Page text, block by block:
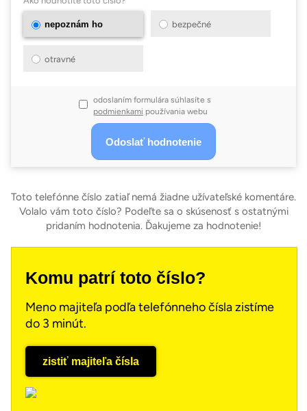
nepoznám ho bezpečné
otravné
odoslaním formulára súhlasíte s
podmienkami používania webu
Toto telefónne číslo zatiaľ nemá žiadne užívateľské komentáre.
Volalo vám toto číslo? Podeľte sa o skúsenosť s ostatnými
pridaním hodnotenia. Ďakujeme za hodnotenie!
Komu patrí toto číslo?
Meno majiteľa podľa telefónneho čísla zistíme
do 3 minút.
zistiť majiteľa čísla